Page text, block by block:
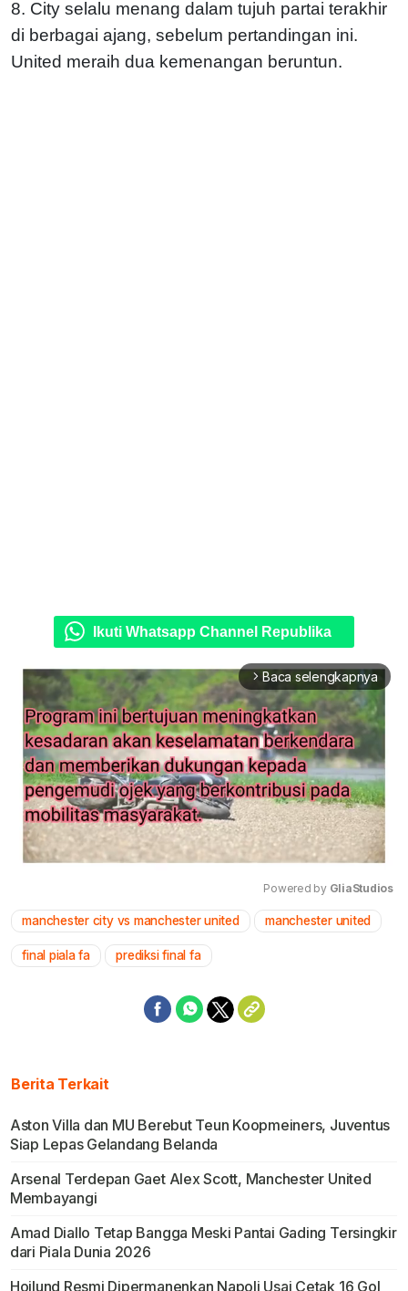
8. City selalu menang dalam tujuh partai terakhir
di berbagai ajang, sebelum pertandingan ini.
United meraih dua kemenangan beruntun.
Ikuti Whatsapp Channel Republika
arrow_forward_ios Baca selengkapnya
Mute
Powered by GliaStudios
manchester city vs manchester united manchester united
final piala fa prediksi final fa
Berita Terkait
Aston Villa dan MU Berebut Teun Koopmeiners, Juventus
Siap Lepas Gelandang Belanda
Arsenal Terdepan Gaet Alex Scott, Manchester United
Membayangi
Amad Diallo Tetap Bangga Meski Pantai Gading Tersingkir
dari Piala Dunia 2026
Hojlund Resmi Dipermanenkan Napoli Usai Cetak 16 Gol